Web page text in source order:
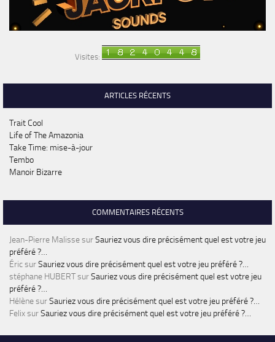
Visites:
ARTICLES RÉCENTS
Trait Cool
Life of The Amazonia
Take Time: mise-à-jour
Tembo
Manoir Bizarre
COMMENTAIRES RÉCENTS
Jean-Pierre MalissesurSauriez vous dire précisément quel est votre jeu
préféré ?…
ÉricsurSauriez vous dire précisément quel est votre jeu préféré ?…
stéphane HUBERTsurSauriez vous dire précisément quel est votre jeu
préféré ?…
HélènesurSauriez vous dire précisément quel est votre jeu préféré ?…
FelixsurSauriez vous dire précisément quel est votre jeu préféré ?…